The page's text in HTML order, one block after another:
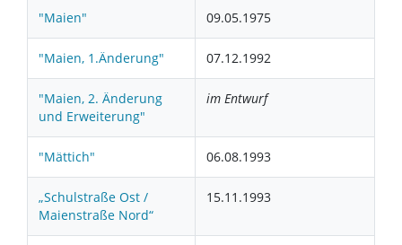
"Maien" 09.05.1975
"Maien, 1.Änderung" 07.12.1992
"Maien, 2. Änderung
und Erweiterung"
im Entwurf
"Mättich" 06.08.1993
„Schulstraße Ost /
Maienstraße Nord“
15.11.1993